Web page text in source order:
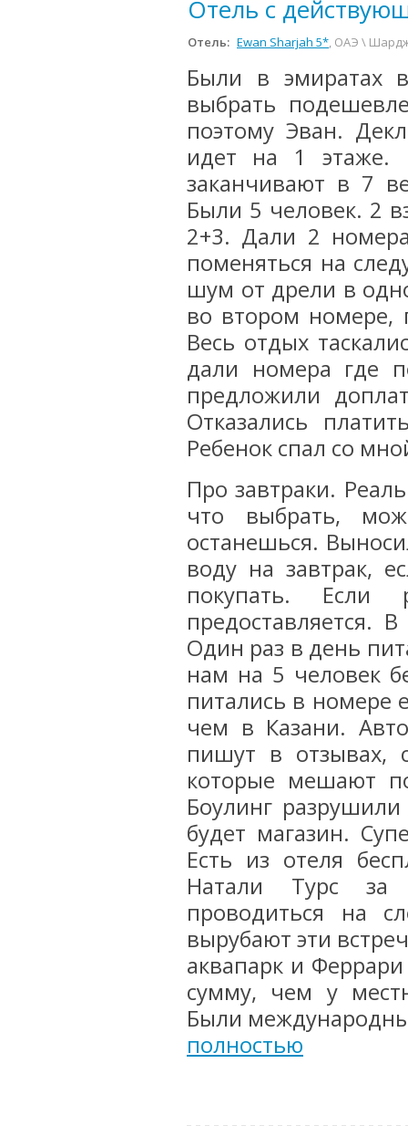
Отель с
Отель: Ewan Sharjah 5*, ОАЭ \
Были в эмиратах
выбрать
поэтому Эван.
идет на 1 этаже.
заканчивают в 7
Были 5 человек. 2
2+3. Дали 2
поменяться на
шум от дрели в
во втором номере,
Весь отдых
дали номера где
предложили
Отказались
Ребенок спал со
Про завтраки.
что выбрать,
останешься.
воду на завтрак,
покупать.
предоставляется.
Один раз в день
нам на 5 человек
питались в номере
чем в Казани.
пишут в отзывах,
которые мешают
Боулинг
будет магазин.
Есть из отеля
Натали Турс за
проводиться на
вырубают эти
аквапарк и
сумму, чем у
Были
полностью